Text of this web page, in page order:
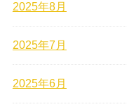
2025年8月
2025年7月
2025年6月